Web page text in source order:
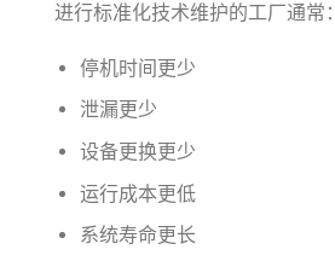
进行标准化技术维护的工厂通常：
停机时间更少
泄漏更少
设备更换更少
运行成本更低
系统寿命更长